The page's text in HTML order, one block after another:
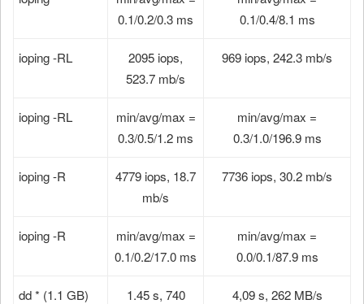
0.1/0.2/0.3 ms
0.1/0.4/8.1 ms
ioping -RL
2095 iops,
523.7 mb/s
969 iops, 242.3 mb/s
ioping -RL
min/avg/max =
0.3/0.5/1.2 ms
min/avg/max =
0.3/1.0/196.9 ms
ioping -R
4779 iops, 18.7
mb/s
7736 iops, 30.2 mb/s
ioping -R
min/avg/max =
0.1/0.2/17.0 ms
min/avg/max =
0.0/0.1/87.9 ms
dd * (1.1 GB)
1.45 s, 740
4,09 s, 262 MB/s